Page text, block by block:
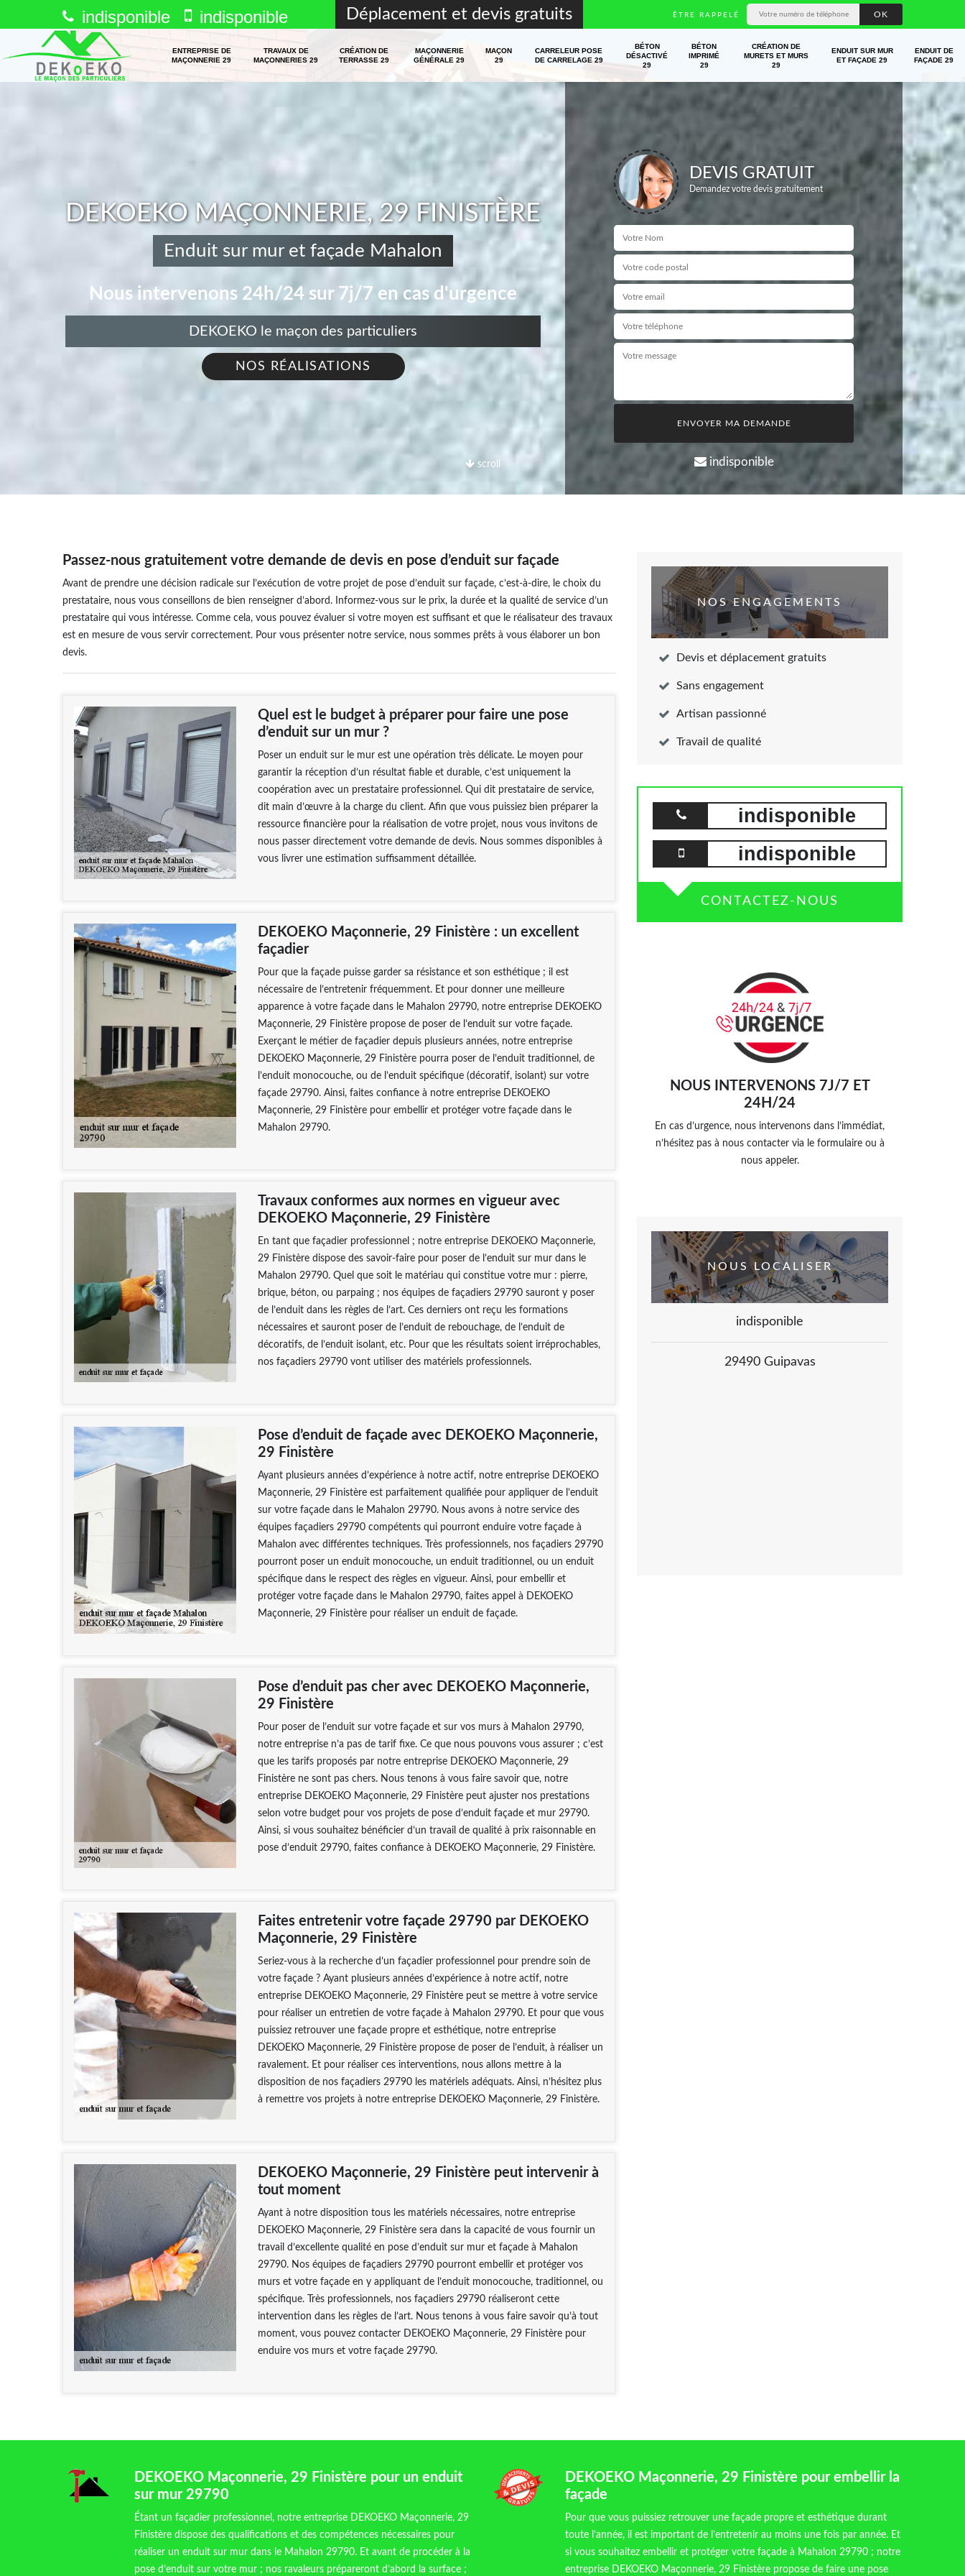
indisponible indisponible Déplacement et devis gratuits ÊTRE RAPPELÉ
ENTREPRISE DE
MAÇONNERIE 29
TRAVAUX DE
MAÇONNERIES 29
CRÉATION DE
TERRASSE 29
MAÇONNERIE
GÉNÉRALE 29
MAÇON
29
CARRELEUR POSE
DE CARRELAGE 29
BÉTON
DÉSACTIVÉ
29
BÉTON
IMPRIMÉ
29
CRÉATION DE
MURETS ET MURS
29
ENDUIT SUR MUR
ET FAÇADE 29
ENDUIT DE
FAÇADE 29
scroll
DEKOEKO MAÇONNERIE, 29 FINISTÈRE
Enduit sur mur et façade Mahalon
Nous intervenons 24h/24 sur 7j/7 en cas d'urgence
DEKOEKO le maçon des particuliers
NOS RÉALISATIONS
DEVIS GRATUIT
Demandez votre devis gratuitement
indisponible
Passez-nous gratuitement votre demande de devis en pose d’enduit sur façade
Avant de prendre une décision radicale sur l’exécution de votre projet de pose d’enduit sur façade, c’est-à-dire, le choix du
prestataire, nous vous conseillons de bien renseigner d’abord. Informez-vous sur le prix, la durée et la qualité de service d’un
prestataire qui vous intéresse. Comme cela, vous pouvez évaluer si votre moyen est suffisant et que le réalisateur des travaux
est en mesure de vous servir correctement. Pour vous présenter notre service, nous sommes prêts à vous élaborer un bon
devis.
Quel est le budget à préparer pour faire une pose
d’enduit sur un mur ?
Poser un enduit sur le mur est une opération très délicate. Le moyen pour
garantir la réception d’un résultat fiable et durable, c’est uniquement la
coopération avec un prestataire professionnel. Qui dit prestataire de service,
dit main d’œuvre à la charge du client. Afin que vous puissiez bien préparer la
ressource financière pour la réalisation de votre projet, nous vous invitons de
nous passer directement votre demande de devis. Nous sommes disponibles à
vous livrer une estimation suffisamment détaillée.
DEKOEKO Maçonnerie, 29 Finistère : un excellent
façadier
Pour que la façade puisse garder sa résistance et son esthétique ; il est
nécessaire de l’entretenir fréquemment. Et pour donner une meilleure
apparence à votre façade dans le Mahalon 29790, notre entreprise DEKOEKO
Maçonnerie, 29 Finistère propose de poser de l’enduit sur votre façade.
Exerçant le métier de façadier depuis plusieurs années, notre entreprise
DEKOEKO Maçonnerie, 29 Finistère pourra poser de l’enduit traditionnel, de
l’enduit monocouche, ou de l’enduit spécifique (décoratif, isolant) sur votre
façade 29790. Ainsi, faites confiance à notre entreprise DEKOEKO
Maçonnerie, 29 Finistère pour embellir et protéger votre façade dans le
Mahalon 29790.
Travaux conformes aux normes en vigueur avec
DEKOEKO Maçonnerie, 29 Finistère
En tant que façadier professionnel ; notre entreprise DEKOEKO Maçonnerie,
29 Finistère dispose des savoir-faire pour poser de l’enduit sur mur dans le
Mahalon 29790. Quel que soit le matériau qui constitue votre mur : pierre,
brique, béton, ou parpaing ; nos équipes de façadiers 29790 sauront y poser
de l’enduit dans les règles de l’art. Ces derniers ont reçu les formations
nécessaires et sauront poser de l’enduit de rebouchage, de l’enduit de
décoratifs, de l’enduit isolant, etc. Pour que les résultats soient irréprochables,
nos façadiers 29790 vont utiliser des matériels professionnels.
Pose d’enduit de façade avec DEKOEKO Maçonnerie,
29 Finistère
Ayant plusieurs années d’expérience à notre actif, notre entreprise DEKOEKO
Maçonnerie, 29 Finistère est parfaitement qualifiée pour appliquer de l’enduit
sur votre façade dans le Mahalon 29790. Nous avons à notre service des
équipes façadiers 29790 compétents qui pourront enduire votre façade à
Mahalon avec différentes techniques. Très professionnels, nos façadiers 29790
pourront poser un enduit monocouche, un enduit traditionnel, ou un enduit
spécifique dans le respect des règles en vigueur. Ainsi, pour embellir et
protéger votre façade dans le Mahalon 29790, faites appel à DEKOEKO
Maçonnerie, 29 Finistère pour réaliser un enduit de façade.
Pose d’enduit pas cher avec DEKOEKO Maçonnerie,
29 Finistère
Pour poser de l’enduit sur votre façade et sur vos murs à Mahalon 29790,
notre entreprise n’a pas de tarif fixe. Ce que nous pouvons vous assurer ; c’est
que les tarifs proposés par notre entreprise DEKOEKO Maçonnerie, 29
Finistère ne sont pas chers. Nous tenons à vous faire savoir que, notre
entreprise DEKOEKO Maçonnerie, 29 Finistère peut ajuster nos prestations
selon votre budget pour vos projets de pose d’enduit façade et mur 29790.
Ainsi, si vous souhaitez bénéficier d’un travail de qualité à prix raisonnable en
pose d’enduit 29790, faites confiance à DEKOEKO Maçonnerie, 29 Finistère.
Faites entretenir votre façade 29790 par DEKOEKO
Maçonnerie, 29 Finistère
Seriez-vous à la recherche d’un façadier professionnel pour prendre soin de
votre façade ? Ayant plusieurs années d’expérience à notre actif, notre
entreprise DEKOEKO Maçonnerie, 29 Finistère peut se mettre à votre service
pour réaliser un entretien de votre façade à Mahalon 29790. Et pour que vous
puissiez retrouver une façade propre et esthétique, notre entreprise
DEKOEKO Maçonnerie, 29 Finistère propose de poser de l’enduit, à réaliser un
ravalement. Et pour réaliser ces interventions, nous allons mettre à la
disposition de nos façadiers 29790 les matériels adéquats. Ainsi, n’hésitez plus
à remettre vos projets à notre entreprise DEKOEKO Maçonnerie, 29 Finistère.
DEKOEKO Maçonnerie, 29 Finistère peut intervenir à
tout moment
Ayant à notre disposition tous les matériels nécessaires, notre entreprise
DEKOEKO Maçonnerie, 29 Finistère sera dans la capacité de vous fournir un
travail d’excellente qualité en pose d’enduit sur mur et façade à Mahalon
29790. Nos équipes de façadiers 29790 pourront embellir et protéger vos
murs et votre façade en y appliquant de l’enduit monocouche, traditionnel, ou
spécifique. Très professionnels, nos façadiers 29790 réaliseront cette
intervention dans les règles de l’art. Nous tenons à vous faire savoir qu’à tout
moment, vous pouvez contacter DEKOEKO Maçonnerie, 29 Finistère pour
enduire vos murs et votre façade 29790.
NOS ENGAGEMENTS
Devis et déplacement gratuits
Sans engagement
Artisan passionné
Travail de qualité
indisponible
indisponible
CONTACTEZ-NOUS
NOUS INTERVENONS 7J/7 ET
24H/24
En cas d’urgence, nous intervenons dans l’immédiat,
n’hésitez pas à nous contacter via le formulaire ou à
nous appeler.
NOUS LOCALISER
indisponible
29490 Guipavas
DEKOEKO Maçonnerie, 29 Finistère pour un enduit
sur mur 29790
Étant un façadier professionnel, notre entreprise DEKOEKO Maçonnerie, 29
Finistère dispose des qualifications et des compétences nécessaires pour
réaliser un enduit sur mur dans le Mahalon 29790. Et avant de procéder à la
pose d’enduit sur votre mur ; nos ravaleurs prépareront d’abord la surface ;
DEKOEKO Maçonnerie, 29 Finistère pour embellir la
façade
Pour que vous puissiez retrouver une façade propre et esthétique durant
toute l’année, il est important de l’entretenir au moins une fois par année. Et
si vous souhaitez embellir et protéger votre façade à Mahalon 29790 ; notre
entreprise DEKOEKO Maçonnerie, 29 Finistère propose de faire une pose